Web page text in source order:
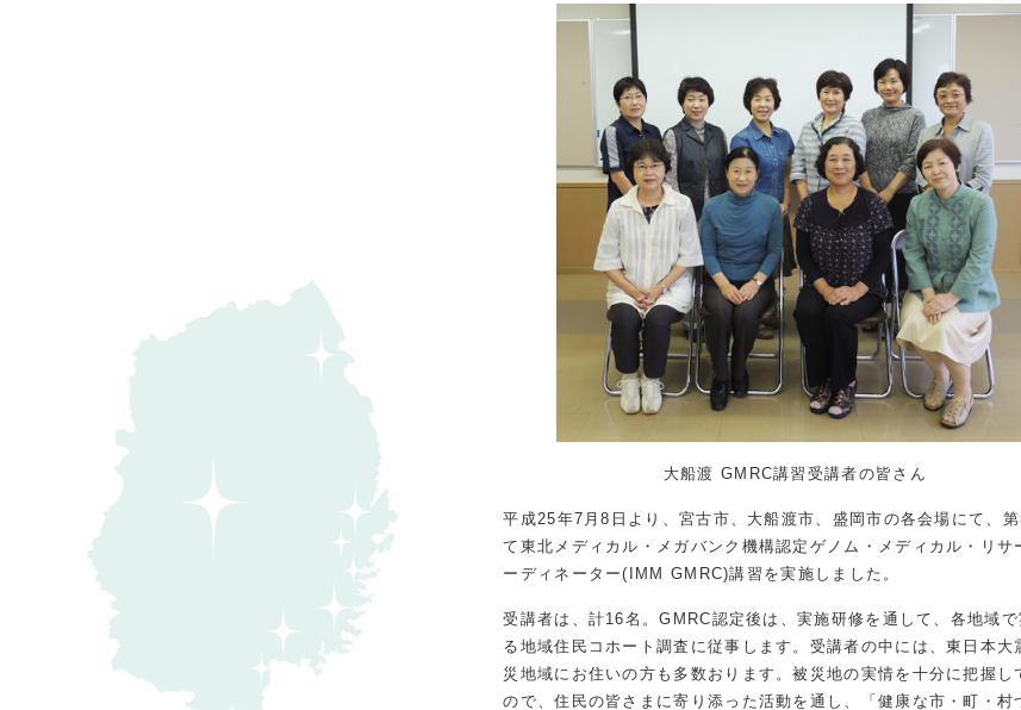
大船渡 GMRC講習受講者の皆さん
平成25年7月8日より、宮古市、大船渡市、盛岡市の各会場にて、
て東北メディカル・メガバンク機構認定ゲノム・メディカル・リサ
ーディネーター(IMM GMRC)講習を実施しました。
受講者は、計16名。GMRC認定後は、実施研修を通して、各地域
る地域住民コホート調査に従事します。受講者の中には、東日本大
災地域にお住いの方も多数おります。被災地の実情を十分に把握し
ので、住民の皆さまに寄り添った活動を通し、「健康な市・町・村